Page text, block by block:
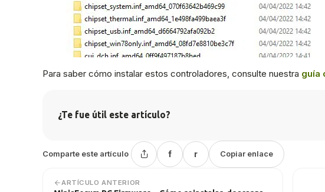
Para saber cómo instalar estos controladores, consulte nuestra guía
¿Te fue útil este artículo?
Comparte este artículo f r Copiar enlace
ARTÍCULO ANTERIOR